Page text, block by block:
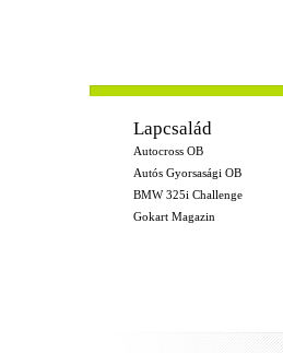
Lapcsalád
Autocross OB
Autós Gyorsasági OB
BMW 325i Challenge
Gokart Magazin